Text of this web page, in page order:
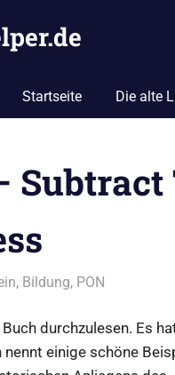
Startseite Die alte
Subtract
, Bildung, PON
durchzulesen. Es
einige schöne